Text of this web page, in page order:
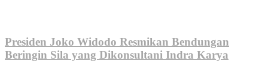
Presiden Joko Widodo Resmikan Bendungan
Beringin Sila yang Dikonsultani Indra Karya